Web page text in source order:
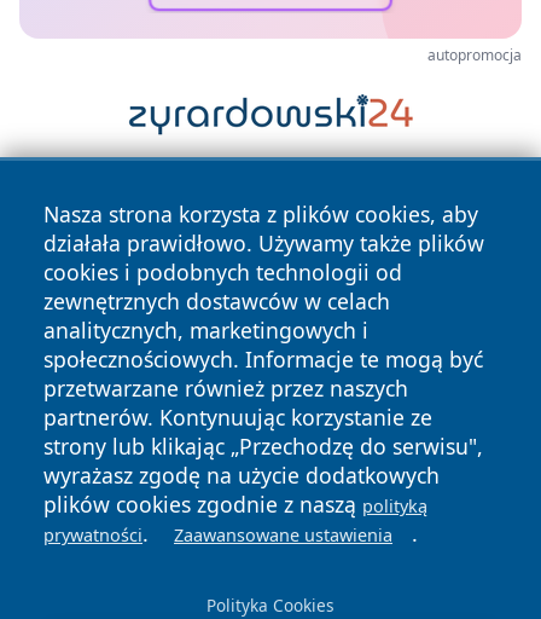
autopromocja
Nasza strona korzysta z plików cookies, aby
działała prawidłowo. Używamy także plików
cookies i podobnych technologii od
zewnętrznych dostawców w celach
analitycznych, marketingowych i
społecznościowych. Informacje te mogą być
przetwarzane również przez naszych
partnerów. Kontynuując korzystanie ze
strony lub klikając „Przechodzę do serwisu",
wyrażasz zgodę na użycie dodatkowych
plików cookies zgodnie z naszą polityką
prywatności. Zaawansowane ustawienia .
Polityka Cookies
Copyright © 2026 tuzamosc.pl Wszystkie prawa zastrzeżone.
News Autorzy
Polityka
Prywatności
Polityka
Cookies